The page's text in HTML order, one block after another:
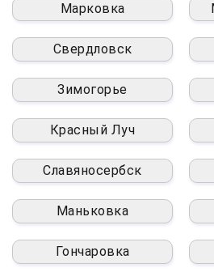
Марковка
Свердловск
Зимогорье
Красный Луч
Славяносербск
Маньковка
Гончаровка